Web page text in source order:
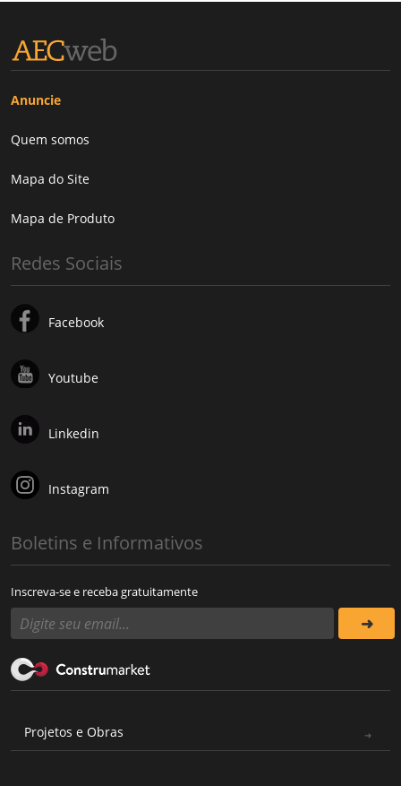
Anuncie
Quem somos
Mapa do Site
Mapa de Produto
Redes Sociais
Facebook
Youtube
Linkedin
Instagram
Boletins e Informativos
Inscreva-se e receba gratuitamente
Projetos e Obras